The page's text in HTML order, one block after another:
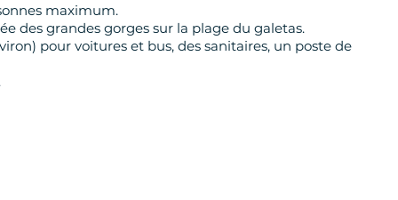
maximum.
des grandes gorges sur la plage du galetas.
pour voitures et bus, des sanitaires, un poste de